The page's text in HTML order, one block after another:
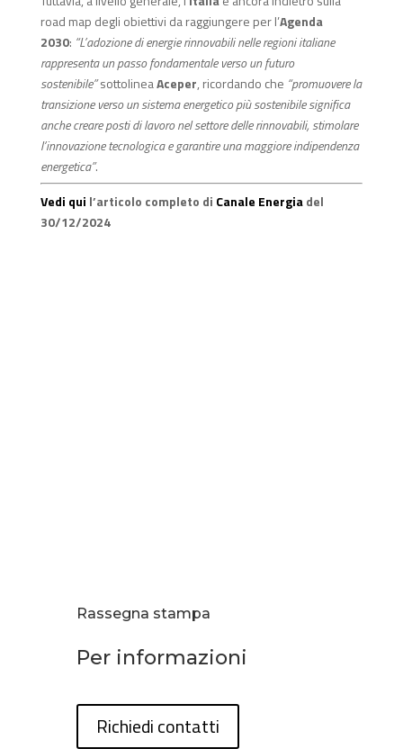
road map degli obiettivi da raggiungere per l’Agenda
2030: “L’adozione di energie rinnovabili nelle regioni italiane
rappresenta un passo fondamentale verso un futuro
sostenibile” sottolineaAceper, ricordando che “promuovere la
transizione verso un sistema energetico più sostenibile significa
anche creare posti di lavoro nel settore delle rinnovabili, stimolare
l’innovazione tecnologica e garantire una maggiore indipendenza
energetica”.
Vedi qui l’articolo completo di Canale Energia del
30/12/2024
Rassegna stampa
Per informazioni
Richiedi contatti